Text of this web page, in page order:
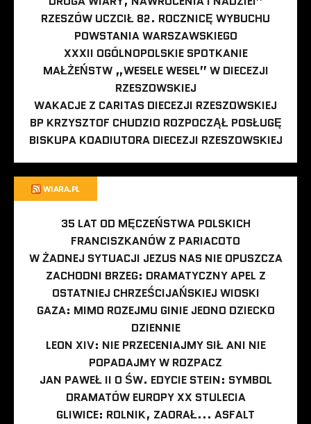
RZESZÓW UCZCIŁ 82. ROCZNICĘ WYBUCHU
POWSTANIA WARSZAWSKIEGO
XXXII OGÓLNOPOLSKIE SPOTKANIE
MAŁŻEŃSTW „WESELE WESEL” W DIECEZJI
RZESZOWSKIEJ
WAKACJE Z CARITAS DIECEZJI RZESZOWSKIEJ
BP KRZYSZTOF CHUDZIO ROZPOCZĄŁ POSŁUGĘ
BISKUPA KOADIUTORA DIECEZJI RZESZOWSKIEJ
WIARA.PL
35 LAT OD MĘCZEŃSTWA POLSKICH
FRANCISZKANÓW Z PARIACOTO
W ŻADNEJ SYTUACJI JEZUS NAS NIE OPUSZCZA
ZACHODNI BRZEG: DRAMATYCZNY APEL Z
OSTATNIEJ CHRZEŚCIJAŃSKIEJ WIOSKI
GAZA: MIMO ROZEJMU GINIE JEDNO DZIECKO
DZIENNIE
LEON XIV: NIE PRZECENIAJMY SIŁ ANI NIE
POPADAJMY W ROZPACZ
JAN PAWEŁ II O ŚW. EDYCIE STEIN: SYMBOL
DRAMATÓW EUROPY XX STULECIA
GLIWICE: ROLNIK, ZAORAŁ... ASFALT